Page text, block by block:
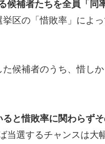
候補者たちを全員「同
区の「惜敗率」によ
候補者のうち、惜し
と惜敗率に関わらず
選するチャンスは大